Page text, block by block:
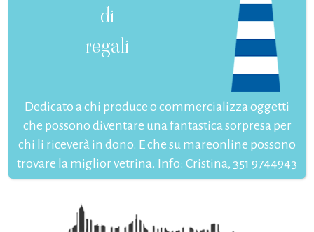
di
regali
Dedicato a chi produce o commercializza oggetti
che possono diventare una fantastica sorpresa per
chi li riceverà in dono. E che su mareonline possono
trovare la miglior vetrina. Info: Cristina, 351 9744943